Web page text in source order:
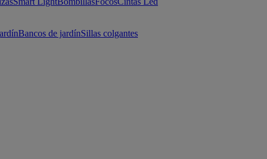
Bancos de jardínSillas colgantes